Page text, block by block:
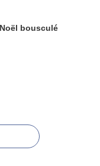
bousculé